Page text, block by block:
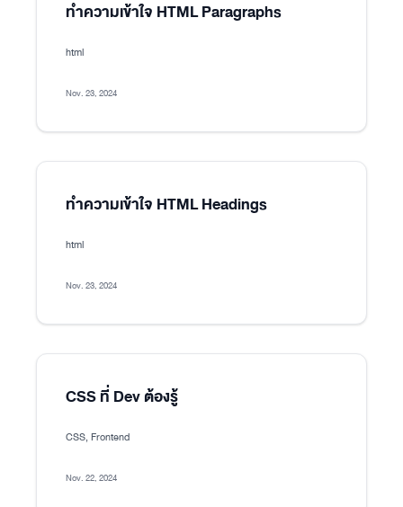
ทำความเข้าใจ HTML Paragraphs
html
Nov. 23, 2024
ทำความเข้าใจ HTML Headings
html
Nov. 23, 2024
CSS ที่ Dev ต้องรู้
CSS, Frontend
Nov. 22, 2024